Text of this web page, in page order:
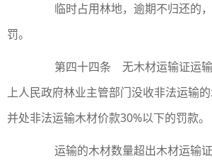
临时占用林地，逾期不归还的
罚。
第四十四条 无木材运输证运输
上人民政府林业主管部门没收非法运输
并处非法运输木材价款30%以下的罚款。
运输的木材数量超出木材运输